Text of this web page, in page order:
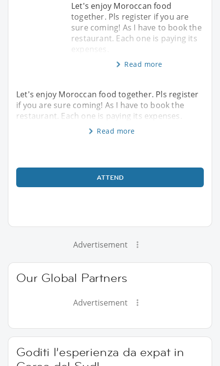
Let's enjoy Moroccan food
together. Pls register if you are
sure coming! As I have to book the
restaurant. Each one is paying its
expenses.
Read more
Let's enjoy Moroccan food together. Pls register
if you are sure coming! As I have to book the
restaurant. Each one is paying its expenses.
Read more
ATTEND
Advertisement
Our Global Partners
Advertisement
Goditi l’esperienza da expat in